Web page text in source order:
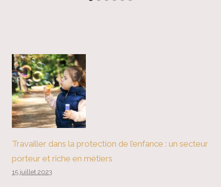
Travailler dans la protection de l’enfance : un secteur
porteur et riche en métiers
15 juillet 2023